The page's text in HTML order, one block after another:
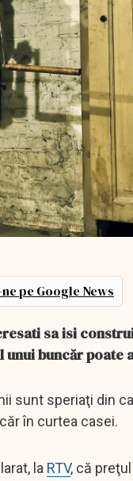
pe Google News
sa isi
buncăr poate
sunt speriaţi din
în curtea casei.
la RTV, că